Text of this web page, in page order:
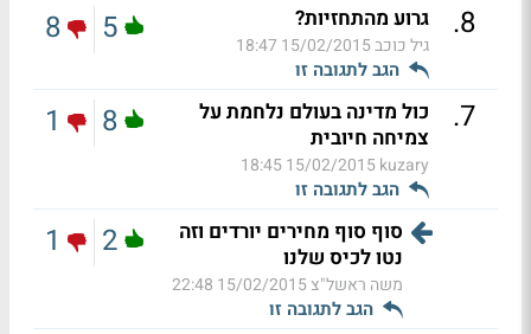
8
. גרוע מהתחזיות?
גיל כוכב15/02/2015 18:47
הגב לתגובה זו
5
8
7
.
כול מדינה בעולם נלחמת על
צמיחה חיובית
kuzary
15/02/2015 18:45
הגב לתגובה זו
8
1
סוף סוף מחירים יורדים וזה
נטו לכיס שלנו
משה ראשל"צ15/02/2015 22:48
הגב לתגובה זו
2
1